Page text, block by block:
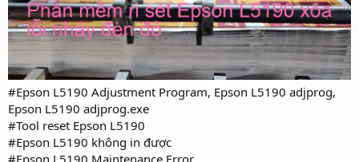
#Epson L5190 Adjustment Program, Epson L5190 adjprog,
Epson L5190 adjprog.exe
#Tool reset Epson L5190
#Epson L5190 không in được
#Epson L5190 Maintenance Error